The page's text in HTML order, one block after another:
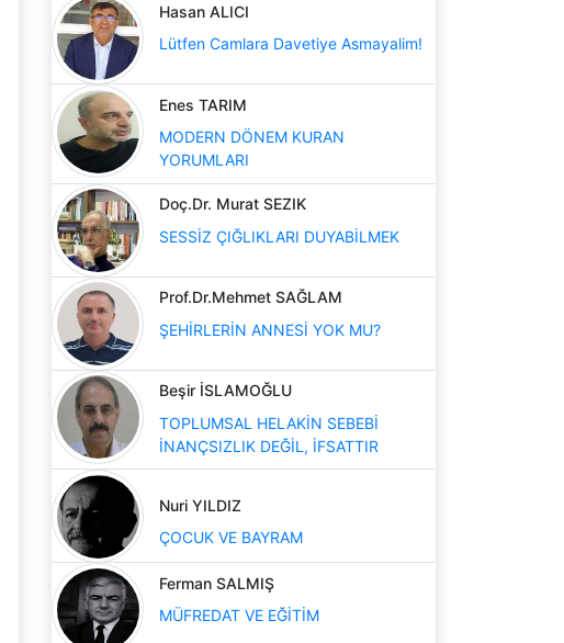
Hasan ALICI
Lütfen Camlara Davetiye Asmayalim!
Enes TARIM
MODERN DÖNEM KURAN
YORUMLARI
Doç.Dr. Murat SEZIK
SESSİZ ÇIĞLIKLARI DUYABİLMEK
Prof.Dr.Mehmet SAĞLAM
ŞEHİRLERİN ANNESİ YOK MU?
Beşir İSLAMOĞLU
TOPLUMSAL HELAKİN SEBEBİ
İNANÇSIZLIK DEĞİL, İFSATTIR
Nuri YILDIZ
ÇOCUK VE BAYRAM
Ferman SALMIŞ
MÜFREDAT VE EĞİTİM